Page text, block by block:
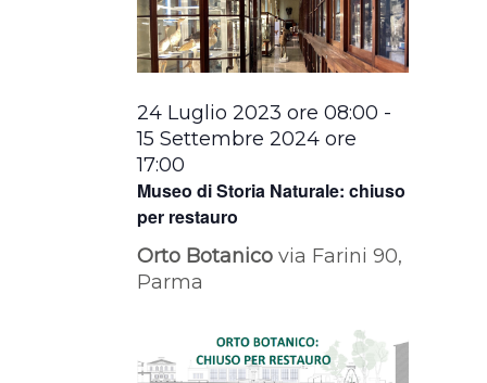
Museo di Storia Naturale: chiuso
per restauro
24 Luglio 2023 ore 08:00 -
15 Settembre 2024 ore
17:00
Orto Botanicovia Farini 90,
Parma